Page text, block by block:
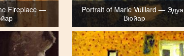
Fireplace —
Portrait of Marie Vuillard —
Вюйар